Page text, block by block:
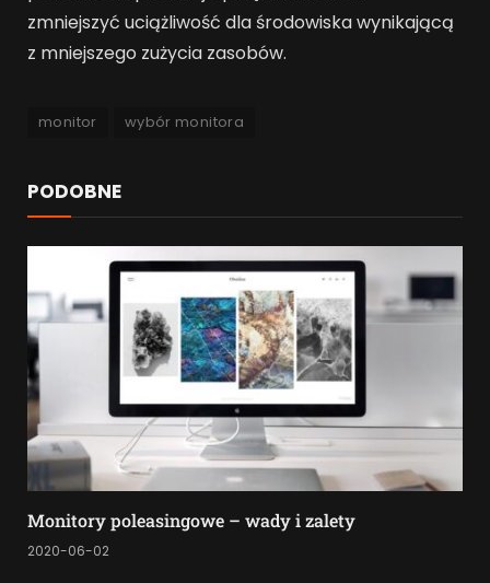
zmniejszyć uciążliwość dla środowiska wynikającą
z mniejszego zużycia zasobów.
monitor wybór monitora
PODOBNE
Monitory poleasingowe – wady i zalety
2020-06-02